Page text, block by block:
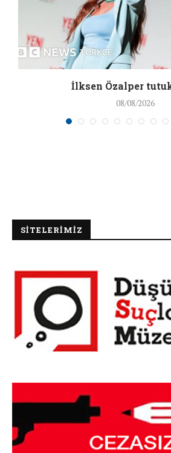
İlksen Özalper
08/08/2026
SİTELERİMİZ